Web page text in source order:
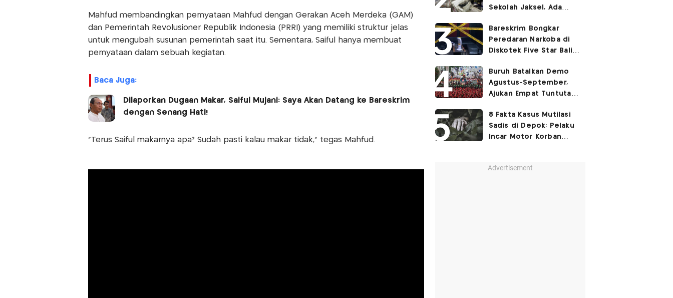
Mahfud membandingkan pernyataan Mahfud dengan Gerakan Aceh Merdeka (GAM)
dan Pemerintah Revolusioner Republik Indonesia (PRRI) yang memiliki struktur jelas
untuk mengubah susunan pemerintah saat itu. Sementara, Saiful hanya membuat
pernyataan dalam sebuah kegiatan.
Baca Juga:
Dilaporkan Dugaan Makar, Saiful Mujani: Saya Akan Datang ke Bareskrim
dengan Senang Hati!
"Terus Saiful makarnya apa? Sudah pasti kalau makar tidak," tegas Mahfud.
Sekolah Jaksel, Ada
Ruang Bunker
Bareskrim Bongkar
Peredaran Narkoba di
Diskotek Five Star Bali,
Buruh Batalkan Demo
Agustus-September,
Ajukan Empat Tuntutan
8 Fakta Kasus Mutilasi
Sadis di Depok: Pelaku
Incar Motor Korban
Advertisement